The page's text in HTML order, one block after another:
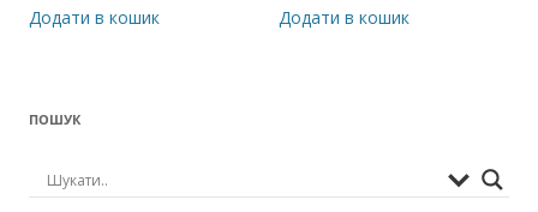
Додати в кошик Додати в кошик
ПОШУК